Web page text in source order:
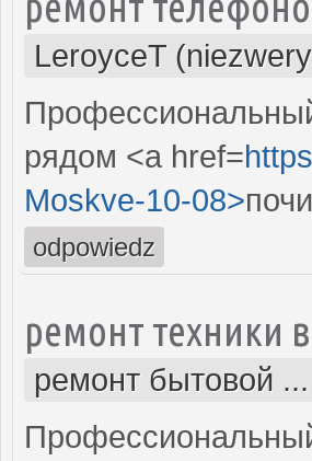
LeroyceT
рядом <a href=
Moskve-10-08>
odpowiedz
ремонт техники
ремонт бытовой